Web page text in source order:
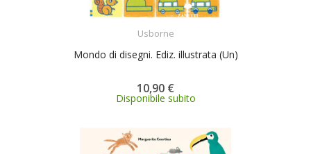
Usborne
Mondo di disegni. Ediz. illustrata (Un)
10,90 €
Disponibile subito